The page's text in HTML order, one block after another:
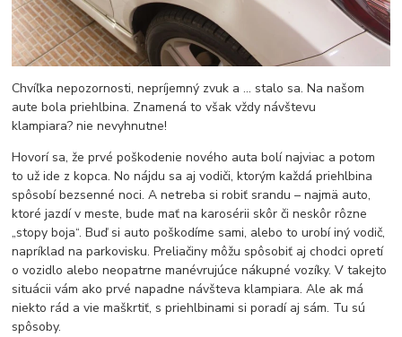
Chvíľka nepozornosti, nepríjemný zvuk a ... stalo sa. Na našom
aute bola priehlbina. Znamená to však vždy návštevu
klampiara? nie nevyhnutne!
Hovorí sa, že prvé poškodenie nového auta bolí najviac a potom
to už ide z kopca. No nájdu sa aj vodiči, ktorým každá priehlbina
spôsobí bezsenné noci. A netreba si robiť srandu – najmä auto,
ktoré jazdí v meste, bude mať na karosérii skôr či neskôr rôzne
„stopy boja“. Buď si auto poškodíme sami, alebo to urobí iný vodič,
napríklad na parkovisku. Preliačiny môžu spôsobiť aj chodci opretí
o vozidlo alebo neopatrne manévrujúce nákupné vozíky. V takejto
situácii vám ako prvé napadne návšteva klampiara. Ale ak má
niekto rád a vie maškrtiť, s priehlbinami si poradí aj sám. Tu sú
spôsoby.